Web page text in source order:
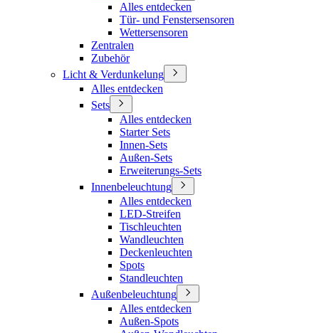
Alles entdecken
Tür- und Fenstersensoren
Wettersensoren
Zentralen
Zubehör
Licht & Verdunkelung
Alles entdecken
Sets
Alles entdecken
Starter Sets
Innen-Sets
Außen-Sets
Erweiterungs-Sets
Innenbeleuchtung
Alles entdecken
LED-Streifen
Tischleuchten
Wandleuchten
Deckenleuchten
Spots
Standleuchten
Außenbeleuchtung
Alles entdecken
Außen-Spots